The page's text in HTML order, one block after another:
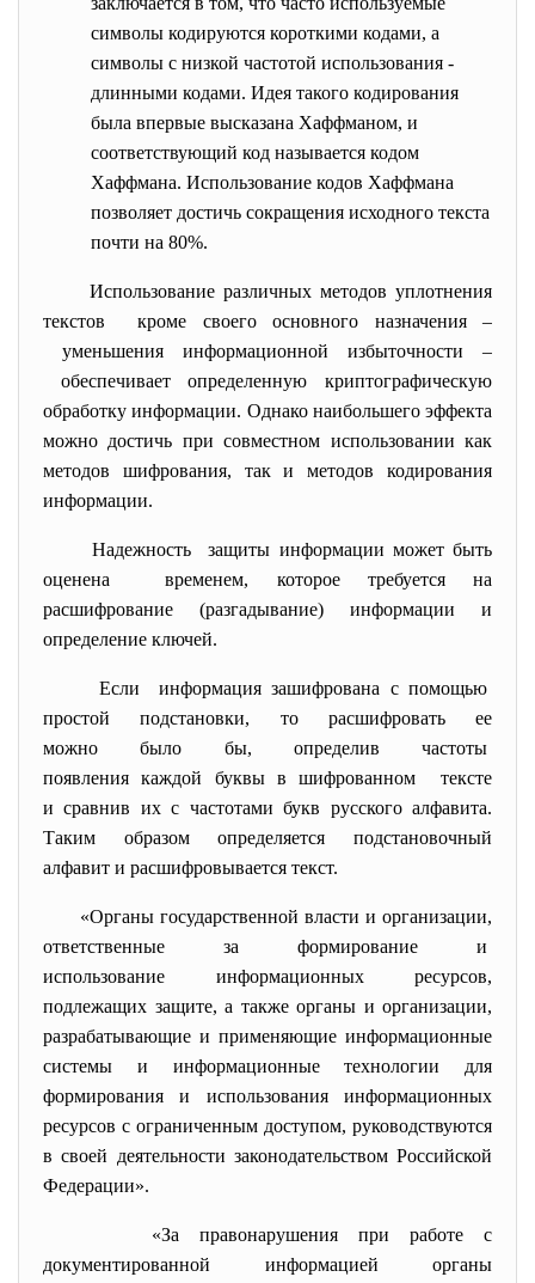
символы кодируются короткими кодами, а
символы с низкой частотой использования -
длинными кодами. Идея такого кодирования
была впервые высказана Хаффманом, и
соответствующий код называется кодом
Хаффмана. Использование кодов Хаффмана
позволяет достичь сокращения исходного текста
почти на 80%.
Использование различных методов уплотнения
текстов кроме своего основного назначения –
уменьшения информационной избыточности –
обеспечивает определенную криптографическую
обработку информации. Однако наибольшего эффекта
можно достичь при совместном использовании как
методов шифрования, так и методов кодирования
информации.
Надежность защиты информации может быть
оценена временем, которое требуется на
расшифрование (разгадывание) информации и
определение ключей.
Если информация зашифрована с помощью
простой подстановки, то расшифровать ее
можно было бы, определив частоты
появления каждой буквы в шифрованном тексте
и сравнив их с частотами букв русского алфавита.
Таким образом определяется подстановочный
алфавит и расшифровывается текст.
«Органы государственной власти и организации,
ответственные за формирование и
использование информационных ресурсов,
подлежащих защите, а также органы и организации,
разрабатывающие и применяющие информационные
системы и информационные технологии для
формирования и использования информационных
ресурсов с ограниченным доступом, руководствуются
в своей деятельности законодательством Российской
Федерации».
«За правонарушения при работе с
документированной информацией органы